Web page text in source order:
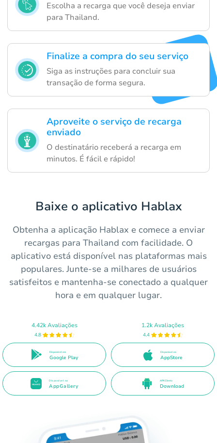
Escolha a recarga que você deseja enviar
para Thailand.
Finalize a compra do seu serviço
Siga as instruções para concluir sua
transação de forma segura.
Aproveite o serviço de recarga
enviado
O destinatário receberá a recarga em
minutos. É fácil e rápido!
Baixe o aplicativo Hablax
Obtenha a aplicação Hablax e comece a enviar
recargas para Thailand com facilidade. O
aplicativo está disponível nas plataformas mais
populares. Junte-se a milhares de usuários
satisfeitos e mantenha-se conectado a qualquer
hora e em qualquer lugar.
4.42k Avaliações
4.8
Disponível em
Google Play
1.2k Avaliações
4.4
Disponível na
AppStore
Disponível na
AppGallery
APK Direto
Download